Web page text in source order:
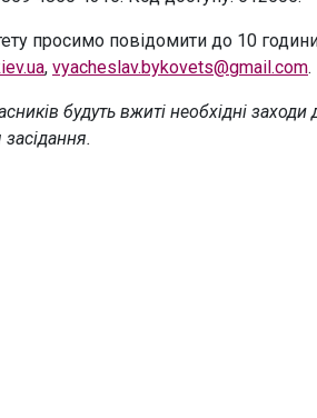
просимо повідомити до 10
, vyacheslav.bykovets@gmail.com.
будуть вжиті необхідні